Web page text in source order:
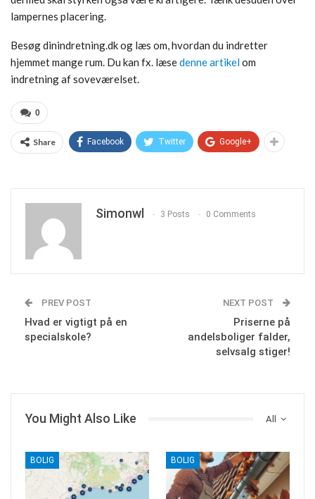
lampernes placering.
Besøg dinindretning.dk og læs om, hvordan du indretter
hjemmet mange rum. Du kan fx. læsedenne artikelom
indretning af soveværelset.
0
Share Facebook Twitter Google+
Simonwl 3 Posts 0 Comments
PREV POST
Hvad er vigtigt på en
specialskole?
NEXT POST
Priserne på
andelsboliger falder,
selvsalg stiger!
All
You Might Also Like
BOLIG BOLIG